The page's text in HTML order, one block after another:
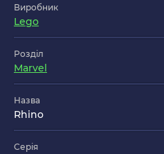
Виробник
Lego
Розділ
Marvel
Назва
Rhino
Серія